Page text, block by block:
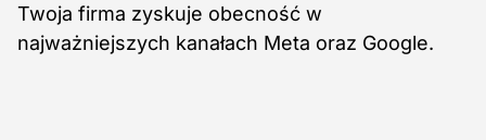
Twoja firma zyskuje obecność w
najważniejszych kanałach Meta oraz Google.